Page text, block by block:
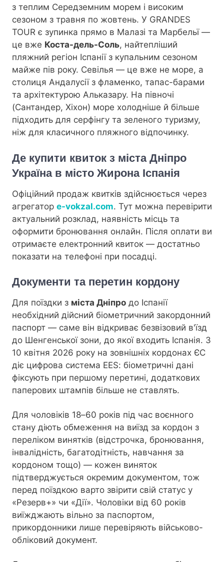
з теплим Середземним морем і високим
сезоном з травня по жовтень. У GRANDES
TOUR є зупинка прямо в Малазі та Марбельї —
це вже Коста-дель-Соль, найтепліший
пляжний регіон Іспанії з купальним сезоном
майже пів року. Севілья — це вже не море, а
столиця Андалусії з фламенко, тапас-барами
та архітектурою Альказару. На півночі
(Сантандер, Хіхон) море холодніше й більше
підходить для серфінгу та зеленого туризму,
ніж для класичного пляжного відпочинку.
Де купити квиток з міста Дніпро
Україна в місто Жирона Іспанія
Офіційний продаж квитків здійснюється через
агрегатор e-vokzal.com. Тут можна перевірити
актуальний розклад, наявність місць та
оформити бронювання онлайн. Після оплати ви
отримаєте електронний квиток — достатньо
показати на телефоні при посадці.
Документи та перетин кордону
Для поїздки з міста Дніпро до Іспанії
необхідний дійсний біометричний закордонний
паспорт — саме він відкриває безвізовий в'їзд
до Шенгенської зони, до якої входить Іспанія. З
10 квітня 2026 року на зовнішніх кордонах ЄС
діє цифрова система EES: біометричні дані
фіксують при першому перетині, додаткових
паперових штампів більше не ставлять.
Для чоловіків 18–60 років під час воєнного
стану діють обмеження на виїзд за кордон з
переліком винятків (відстрочка, бронювання,
інвалідність, багатодітність, навчання за
кордоном тощо) — кожен виняток
підтверджується окремим документом, тож
перед поїздкою варто звірити свій статус у
«Резерв+» чи «Дії». Чоловіки від 60 років
виїжджають вільно за паспортом,
прикордонники лише перевіряють військово-
обліковий документ.